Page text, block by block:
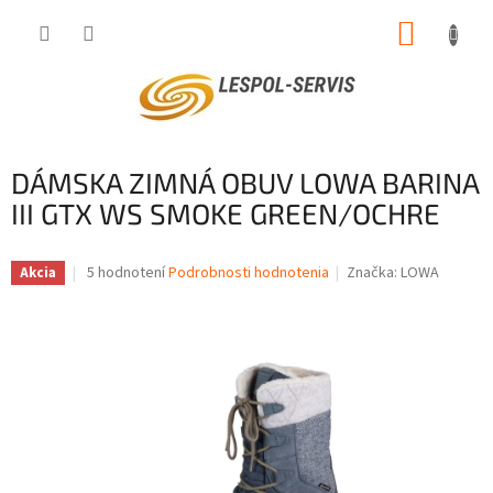
DÁMSKA ZIMNÁ OBUV LOWA BARINA
III GTX WS SMOKE GREEN/OCHRE
Akcia
Priemerné
5 hodnoteníPodrobnosti hodnotenia Značka:LOWA